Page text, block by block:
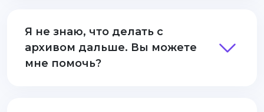
Я не знаю, что делать с
архивом дальше. Вы можете
мне помочь?